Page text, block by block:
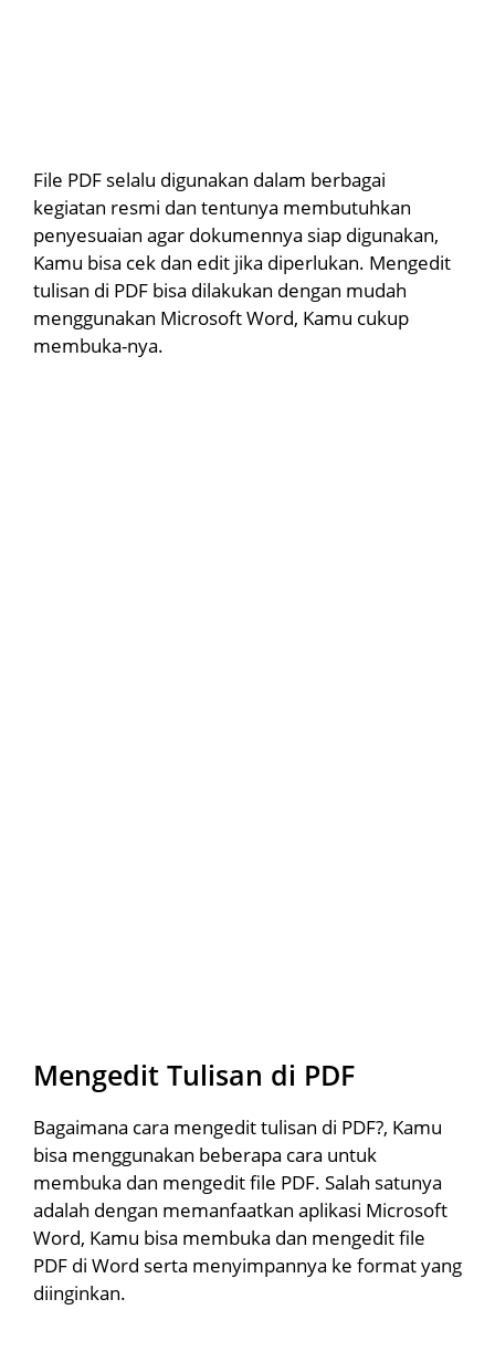
File PDF selalu digunakan dalam berbagai
kegiatan resmi dan tentunya membutuhkan
penyesuaian agar dokumennya siap digunakan,
Kamu bisa cek dan edit jika diperlukan. Mengedit
tulisan di PDF bisa dilakukan dengan mudah
menggunakan Microsoft Word, Kamu cukup
membuka-nya.
Mengedit Tulisan di PDF
Bagaimana cara mengedit tulisan di PDF?, Kamu
bisa menggunakan beberapa cara untuk
membuka dan mengedit file PDF. Salah satunya
adalah dengan memanfaatkan aplikasi Microsoft
Word, Kamu bisa membuka dan mengedit file
PDF di Word serta menyimpannya ke format yang
diinginkan.